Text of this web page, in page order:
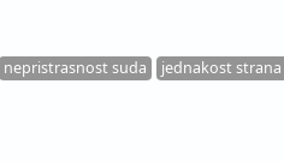
nepristrasnost suda jednakost